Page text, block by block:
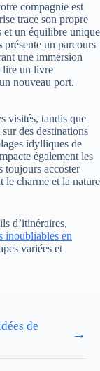
compagnie est
trace son propre
et un équilibre unique
présente un parcours
une immersion
lire un livre
nouveau port.
visités, tandis que
des destinations
idylliques de
également les
toujours accoster
le charme et la nature
d’itinéraires,
inoubliables en
variées et
de
→